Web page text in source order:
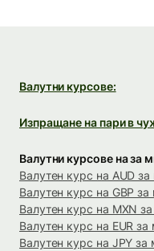
Валутни курсове:
Изпращане на пари в
Валутни курсове на за
Валутен курс на AUD
Валутен курс на GBP
Валутен курс на MXN
Валутен курс на EUR
Валутен курс на JPY